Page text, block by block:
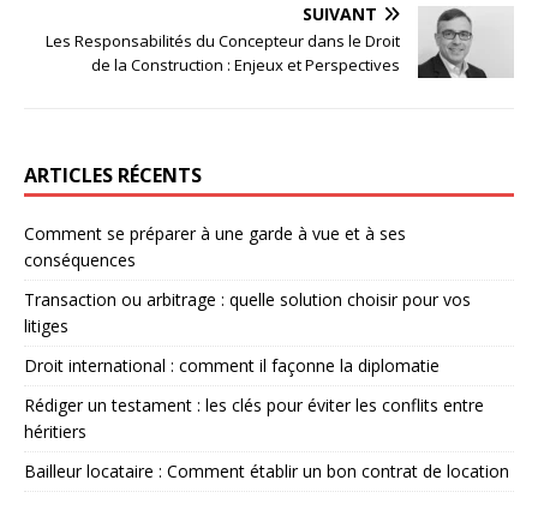
SUIVANT
Les Responsabilités du Concepteur dans le Droit
de la Construction : Enjeux et Perspectives
ARTICLES RÉCENTS
Comment se préparer à une garde à vue et à ses
conséquences
Transaction ou arbitrage : quelle solution choisir pour vos
litiges
Droit international : comment il façonne la diplomatie
Rédiger un testament : les clés pour éviter les conflits entre
héritiers
Bailleur locataire : Comment établir un bon contrat de location